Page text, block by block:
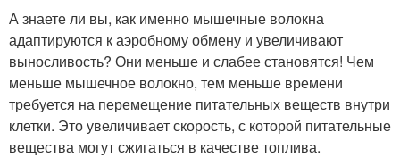
А знаете ли вы, как именно мышечные волокна
адаптируются к аэробному обмену и увеличивают
выносливость? Они меньше и слабее становятся! Чем
меньше мышечное волокно, тем меньше времени
требуется на перемещение питательных веществ внутри
клетки. Это увеличивает скорость, с которой питательные
вещества могут сжигаться в качестве топлива.